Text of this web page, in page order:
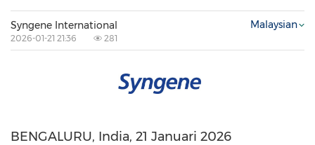
Syngene International
2026-01-21 21:36 281
Malaysian
BENGALURU, India, 21 Januari 2026